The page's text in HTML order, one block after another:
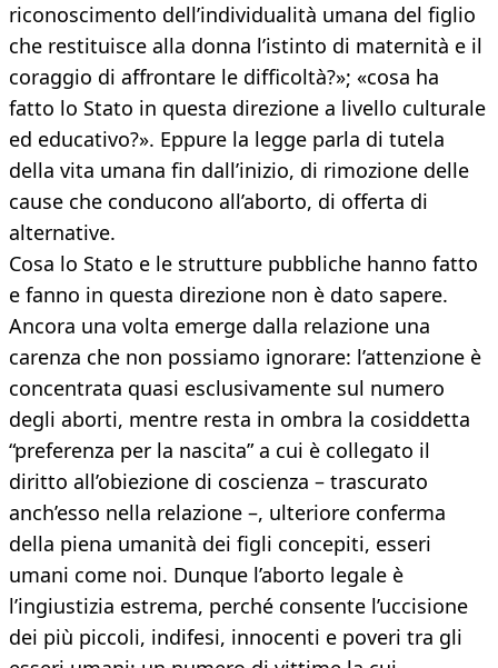
riconoscimento dell’individualità umana del figlio
che restituisce alla donna l’istinto di maternità e il
coraggio di affrontare le difficoltà?»; «cosa ha
fatto lo Stato in questa direzione a livello culturale
ed educativo?». Eppure la legge parla di tutela
della vita umana fin dall’inizio, di rimozione delle
cause che conducono all’aborto, di offerta di
alternative.
Cosa lo Stato e le strutture pubbliche hanno fatto
e fanno in questa direzione non è dato sapere.
Ancora una volta emerge dalla relazione una
carenza che non possiamo ignorare: l’attenzione è
concentrata quasi esclusivamente sul numero
degli aborti, mentre resta in ombra la cosiddetta
“preferenza per la nascita” a cui è collegato il
diritto all’obiezione di coscienza – trascurato
anch’esso nella relazione –, ulteriore conferma
della piena umanità dei figli concepiti, esseri
umani come noi. Dunque l’aborto legale è
l’ingiustizia estrema, perché consente l’uccisione
dei più piccoli, indifesi, innocenti e poveri tra gli